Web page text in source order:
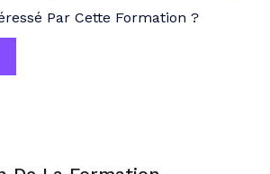
Par Cette Formation ?